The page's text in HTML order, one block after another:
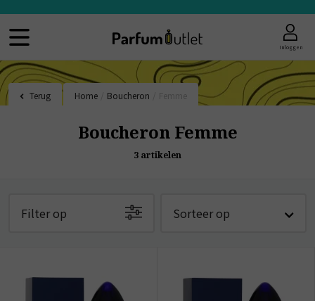
Inloggen
Terug Home Boucheron
Boucheron Femme
3 artikelen
Filter op Sorteer op